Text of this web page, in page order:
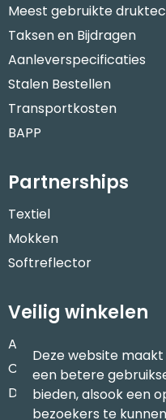
Meest gebruikte
Taksen en Bijdragen
Aanleverspecificaties
Stalen Bestellen
Transportkosten
BAPP
Partnerships
Textiel
Mokken
Softreflector
Veilig winkelen
Algemene voorwaarden
Cookieverklaring
Disclaimer
Deze website
een betere
bieden, alsook een
bezoekers te